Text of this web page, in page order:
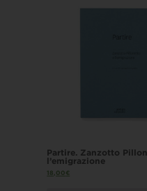
Partire. Zanzotto
l’emigrazione
18,00€